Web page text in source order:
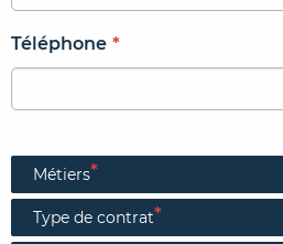
Téléphone *
Métiers*
Type de contrat*